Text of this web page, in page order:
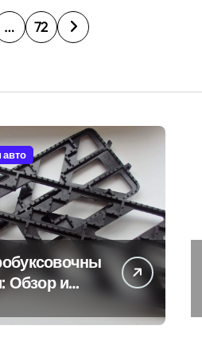
… 72
авто
Обзор и